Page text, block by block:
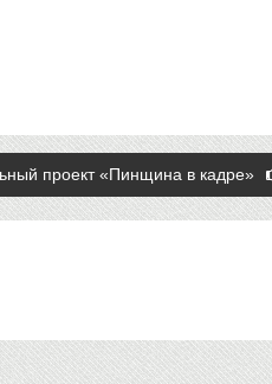
проект «Пинщина в кадре»